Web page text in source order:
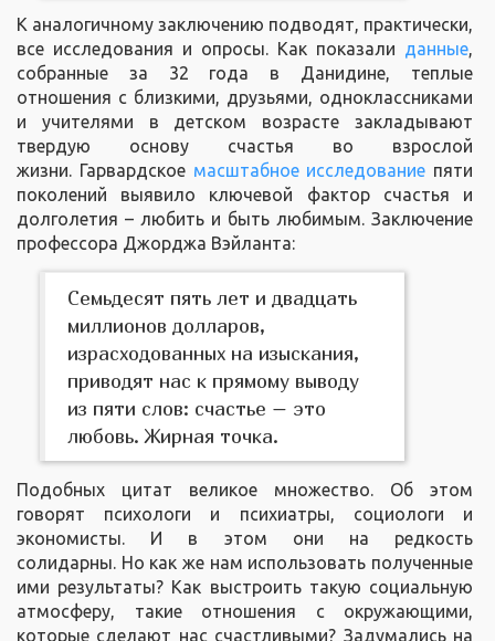
К аналогичному заключению подводят, практически,
все исследования и опросы. Как показали
данные
собранные за 32 года в Данидине, теплые
отношения с близкими, друзьями, одноклассниками
и учителями в детском возрасте закладывают
твердую основу счастья во взрослой
жизни. Гарвардское масштабное исследование пяти
поколений выявило ключевой фактор счастья и
долголетия – любить и быть любимым. Заключение
профессора Джорджа Вэйланта:
Семьдесят пять лет и двадцать
миллионов долларов,
израсходованных на изыскания,
приводят нас к прямому выводу
из пяти слов: счастье – это
любовь. Жирная точка.
Подобных цитат великое множество. Об этом
говорят психологи и психиатры, социологи и
экономисты. И в этом они на редкость
солидарны. Но как же нам использовать полученные
ими результаты? Как выстроить такую социальную
атмосферу, такие отношения с окружающими,
которые сделают нас счастливыми? Задумались на